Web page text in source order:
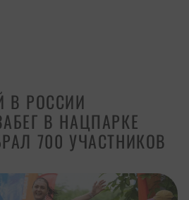
В РОССИИ
В НАЦПАРКЕ
700 УЧАСТНИКОВ